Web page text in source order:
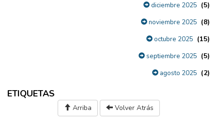
diciembre 2025 (5)
noviembre 2025 (8)
octubre 2025 (15)
septiembre 2025 (5)
agosto 2025 (2)
ETIQUETAS
Arriba Volver Atrás